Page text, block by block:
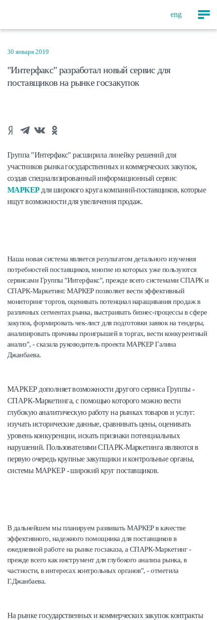
eng
30 января 2019
"Интерфакс" разработал новый сервис для
поставщиков на рынке госзакупок
Группа "Интерфакс" расширила линейку решений для
участников рынка государственных и коммерческих закупок,
создав специализированный информационный сервис
МАРКЕР для широкого круга компаний-поставщиков, которые
ищут возможности для увеличения продаж.
Наша новая система является результатом детального изучения
потребностей поставщиков, многие из которых уже пользуются
сервисами Группы "Интерфакс", прежде всего системами СПАРК и
СПАРК-Маркетинг. МАРКЕР позволяет вести эффективный
мониторинг торгов, оценивать потенциал наращивания продаж в
различных сегментах рынка, выстраивать бизнес-процессы в сфере
закупок, формировать чек-лист для подготовки заявок на тендеры,
анализировать причины проигрышей в торгах, вести конкурентный
анализ", - сказала руководитель проекта МАРКЕР Галина
Джанбаева.
МАРКЕР дополняет возможности другого сервиса Группы -
СПАРК-Маркетинга, с помощью которого можно вести
глубокую аналитическую работу на рынках товаров и услуг:
изучать исторические данные, сравнивать цены, оценивать
уровень конкуренции, искать признаки потенциальных
нарушений. Пользователями СПАРК-Маркетинга являются в
первую очередь крупные закупщики и контрольные органы,
системы МАРКЕР - широкий круг поставщиков.
В дальнейшем мы планируем развивать МАРКЕР в качестве
эффективного, надежного помощника для поставщиков в
ежедневной работе на рынке госзаказа, а СПАРК-Маркетинг -
прежде всего как инструмент для глубокого анализа рынка, в
частности, в интересах контрольных органов", - отметила
Г.Джанбаева.
На рынке государственных и коммерческих закупок контракты